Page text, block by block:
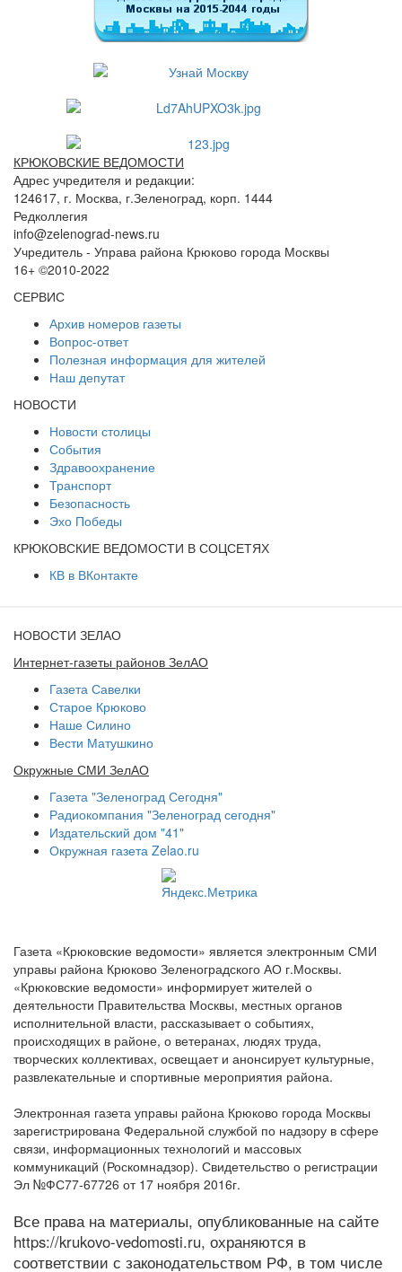
КРЮКОВСКИЕ ВЕДОМОСТИ
Адрес учредителя и редакции:
124617, г. Москва, г.Зеленоград, корп. 1444
Редколлегия
info@zelenograd-news.ru
Учредитель - Управа района Крюково города Москвы
16+ ©2010-2022
СЕРВИС
Архив номеров газеты
Вопрос-ответ
Полезная информация для жителей
Наш депутат
НОВОСТИ
Новости столицы
События
Здравоохранение
Транспорт
Безопасность
Эхо Победы
КРЮКОВСКИЕ ВЕДОМОСТИ В СОЦСЕТЯХ
КВ в ВКонтакте
НОВОСТИ ЗЕЛАО
Интернет-газеты районов ЗелАО
Газета Савелки
Старое Крюково
Наше Силино
Вести Матушкино
Окружные СМИ ЗелАО
Газета "Зеленоград Сегодня"
Радиокомпания "Зеленоград сегодня"
Издательский дом "41"
Окружная газета Zelao.ru
Газета «Крюковские ведомости» является электронным СМИ
управы района Крюково Зеленоградского АО г.Москвы.
«Крюковские ведомости» информирует жителей о
деятельности Правительства Москвы, местных органов
исполнительной власти, рассказывает о событиях,
происходящих в районе, о ветеранах, людях труда,
творческих коллективах, освещает и анонсирует культурные,
развлекательные и спортивные мероприятия района.
Электронная газета управы района Крюково города Москвы
зарегистрирована Федеральной службой по надзору в сфере
связи, информационных технологий и массовых
коммуникаций (Роскомнадзор). Свидетельство о регистрации
Эл №ФС77-67726 от 17 ноября 2016г.
Все права на материалы, опубликованные на сайте
https://krukovo-vedomosti.ru, охраняются в
соответствии с законодательством РФ, в том числе